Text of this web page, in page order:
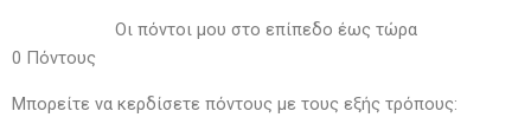
Οι πόντοι μου στο επίπεδο έως τώρα
0 Πόντους
Μπορείτε να κερδίσετε πόντους με τους εξής τρόπους: